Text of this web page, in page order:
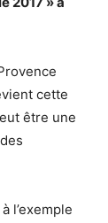
cette
être une
l’exemple